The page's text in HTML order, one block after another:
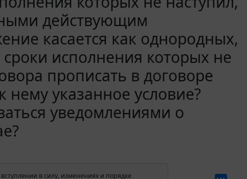
действующим
касается как однородных,
исполнения которых не
прописать в договоре
указанное условие?
уведомлениями о
в силу, изменениях и порядке